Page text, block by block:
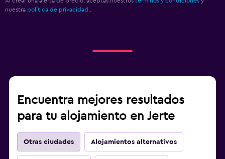
nuestra política de privacidad.
Encuentra mejores resultados
para tu alojamiento en Jerte
Otras ciudades Alojamientos alternativos